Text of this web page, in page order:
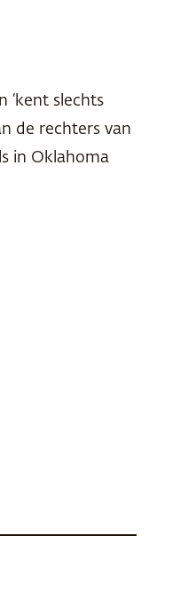
‘kent slechts
de rechters van
in Oklahoma